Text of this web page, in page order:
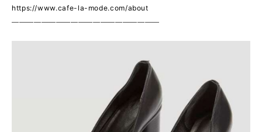
https://www.cafe-la-mode.com/about
————————————————————